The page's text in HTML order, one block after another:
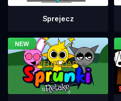
Sprejecz